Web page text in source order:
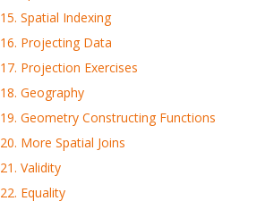
15. Spatial Indexing
16. Projecting Data
17. Projection Exercises
18. Geography
19. Geometry Constructing Functions
20. More Spatial Joins
21. Validity
22. Equality